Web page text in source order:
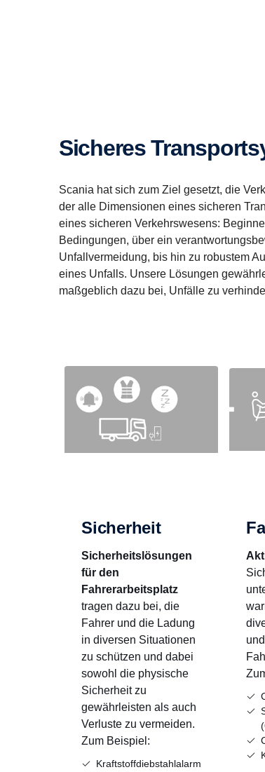
Sicheres
Scania hat sich zum Ziel gesetzt, die
der alle Dimensionen eines sicheren
eines sicheren Verkehrswesens:
Bedingungen, über ein
Unfallvermeidung, bis hin zu robustem
eines Unfalls. Unsere Lösungen
maßgeblich dazu bei, Unfälle zu
Sicherheit
Sicherheitslösungen
für den
Fahrerarbeitsplatz
tragen dazu bei, die
Fahrer und die Ladung
in diversen Situationen
zu schützen und dabei
sowohl die physische
Sicherheit zu
gewährleisten als auch
Verluste zu vermeiden.
Zum Beispiel:
Kraftstoffdiebstahlalarm